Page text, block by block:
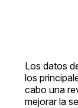
Los datos
los
cabo una
mejorar la